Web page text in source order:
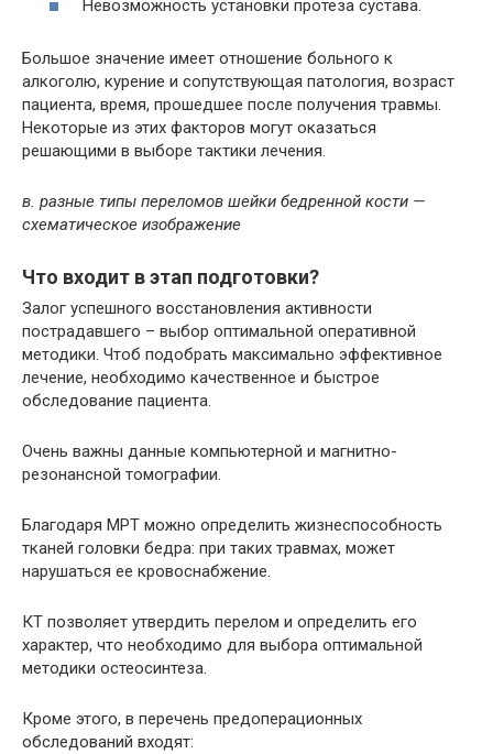
Невозможность установки протеза сустава.
Большое значение имеет отношение больного к
алкоголю, курение и сопутствующая патология, возраст
пациента, время, прошедшее после получения травмы.
Некоторые из этих факторов могут оказаться
решающими в выборе тактики лечения.
в. разные типы переломов шейки бедренной кости —
схематическое изображение
Что входит в этап подготовки?
Залог успешного восстановления активности
пострадавшего – выбор оптимальной оперативной
методики. Чтоб подобрать максимально эффективное
лечение, необходимо качественное и быстрое
обследование пациента.
Очень важны данные компьютерной и магнитно-
резонансной томографии.
Благодаря МРТ можно определить жизнеспособность
тканей головки бедра: при таких травмах, может
нарушаться ее кровоснабжение.
КТ позволяет утвердить перелом и определить его
характер, что необходимо для выбора оптимальной
методики остеосинтеза.
Кроме этого, в перечень предоперационных
обследований входят: